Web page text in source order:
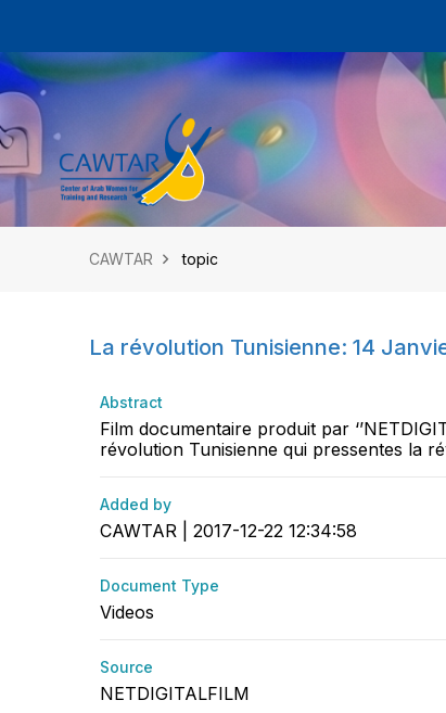
CAWTAR topic
La révolution Tunisienne: 14
Abstract
Film documentaire produit par
révolution Tunisienne qui pressentes la
Added by
CAWTAR | 2017-12-22 12:34:58
Document Type
Videos
Source
NETDIGITALFILM